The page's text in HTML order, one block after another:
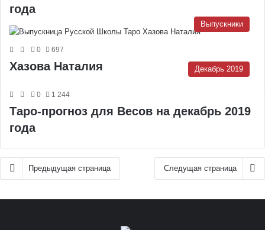
года
Выпускники
0 697
Хазова Наталия Декабрь 2019
0 1 244
Таро-прогноз для Весов на декабрь 2019
года
Предыдущая страница Следущая страница